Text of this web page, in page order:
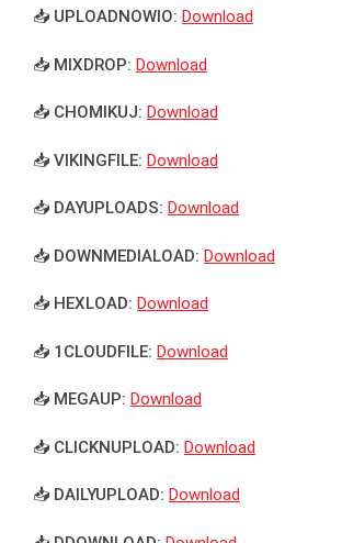
📥 UPLOADNOWIO: Download
📥 MIXDROP: Download
📥 CHOMIKUJ: Download
📥 VIKINGFILE: Download
📥 DAYUPLOADS: Download
📥 DOWNMEDIALOAD: Download
📥 HEXLOAD: Download
📥 1CLOUDFILE: Download
📥 MEGAUP: Download
📥 CLICKNUPLOAD: Download
📥 DAILYUPLOAD: Download